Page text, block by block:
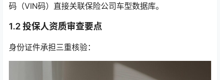
码（VIN码）直接关联保险公司车型数据库。
1.2 投保人资质审查要点
身份证件承担三重核验：